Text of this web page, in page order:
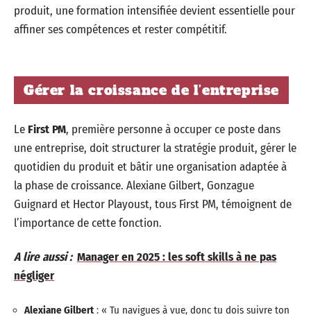
produit, une formation intensifiée devient essentielle pour
affiner ses compétences et rester compétitif.
Gérer la croissance de l’entreprise
Le First PM, première personne à occuper ce poste dans
une entreprise, doit structurer la stratégie produit, gérer le
quotidien du produit et bâtir une organisation adaptée à
la phase de croissance. Alexiane Gilbert, Gonzague
Guignard et Hector Playoust, tous First PM, témoignent de
l’importance de cette fonction.
A lire aussi : Manager en 2025 : les soft skills à ne pas
négliger
Alexiane Gilbert : « Tu navigues à vue, donc tu dois suivre ton